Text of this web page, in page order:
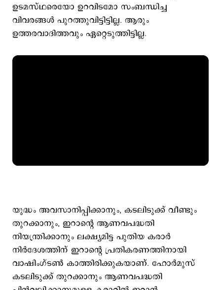
ഉടമസ്ഥരെയോ ഉറവിടമോ സംബന്ധിച്ച
വിവരങ്ങള്‍ പുറത്തുവിട്ടിട്ടില്ല. ആരും
ഉത്തരവാദിത്തവും ഏറ്റെടുത്തിട്ടില്ല.
യുദ്ധം അവസാനിപ്പിക്കാനും, കടലിടുക്ക് വീണ്ടും
തുറക്കാനും, ഇറാന്റെ ആണവപദ്ധതി
നിയന്ത്രിക്കാനും ലക്ഷ്യമിട്ട പുതിയ കരാര്‍
നിര്‍ദേശത്തിന് ഇറാന്റെ പ്രതികരണത്തിനായി
വാഷിംഗ്ടണ്‍ കാത്തിരിക്കുകയാണ്. ഹോര്‍മുസ്
കടലിടുക്ക് തുറക്കാനും ആണവപദ്ധതി